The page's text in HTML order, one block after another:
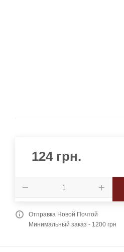
124грн.
Отправка Новой Почтой
Минимальный заказ - 1200 грн